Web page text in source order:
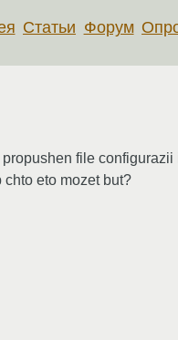
Статьи Форум
file
eto mozet but?